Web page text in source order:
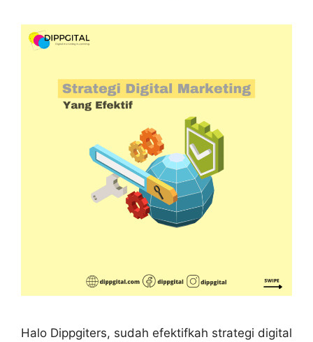
Halo Dippgiters, sudah efektifkah strategi digital